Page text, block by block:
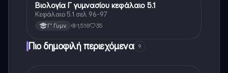
Βιολογία
Βιολογία Γ γυμνασίου κεφάλαιο 5.1
Κεφάλαιο 5.1 σελ 96-97
Γ' Γυμν. 1,518 35
Πιο δημοφιλή περιεχόμενα 9